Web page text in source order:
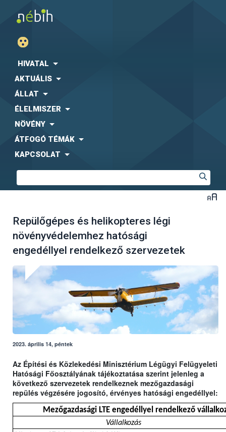
HIVATAL
AKTUÁLIS
ÁLLAT
ÉLELMISZER
NÖVÉNY
ÁTFOGÓ TÉMÁK
KAPCSOLAT
Repülőgépes és helikopteres légi
növényvédelemhez hatósági
engedéllyel rendelkező szervezetek
2023. április 14, péntek
Az Építési és Közlekedési Minisztérium Légügyi Felügyeleti
Hatósági Főosztályának tájékoztatása szerint jelenleg a
következő szervezetek rendelkeznek mezőgazdasági
repülés végzésére jogosító, érvényes hatósági engedéllyel:
Mezőgazdasági LTE engedéllyel rendelkező
Vállalkozás